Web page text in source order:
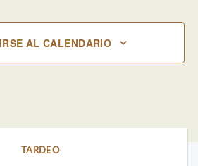
AL CALENDARIO
TARDEO